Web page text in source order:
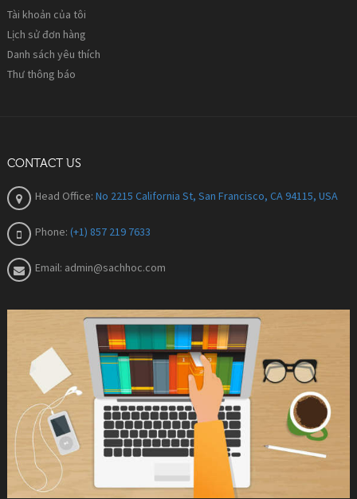
Tài khoản của tôi
Lịch sử đơn hàng
Danh sách yêu thích
Thư thông báo
CONTACT US
Head Office: No 2215 California St, San Francisco, CA 94115, USA
Phone: (+1) 857 219 7633
Email: admin@sachhoc.com